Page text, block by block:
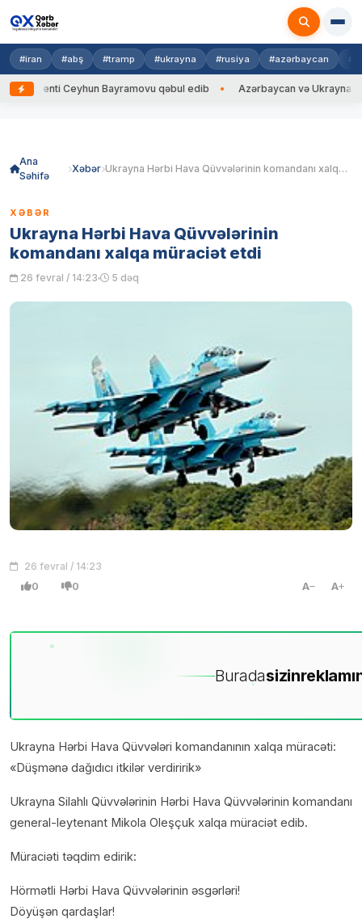
#iran #abş #tramp #ukrayna #rusiya #azərbaycan
Ceyhun Bayramovu qəbul edib Azərbaycan və Ukrayna XİN
Ana
Səhifə
Xəbər Ukrayna Hərbi Hava Qüvvələrinin komandanı xalqa müraciət etdi
XƏBƏR
Ukrayna Hərbi Hava Qüvvələrinin
komandanı xalqa müraciət etdi
26 fevral / 14:23 5 dəq
26 fevral / 14:23
0 0 A A
Buradasizin
Ukrayna Hərbi Hava Qüvvələri komandanının xalqa müracəti:
«Düşmənə dağıdıcı itkilər verdiririk»
Ukrayna Silahlı Qüvvələrinin Hərbi Hava Qüvvələrinin komandanı
general-leytenant Mikola Oleşçuk xalqa müraciət edib.
Müraciəti təqdim edirik:
Hörmətli Hərbi Hava Qüvvələrinin əsgərləri!
Döyüşən qardaşlar!